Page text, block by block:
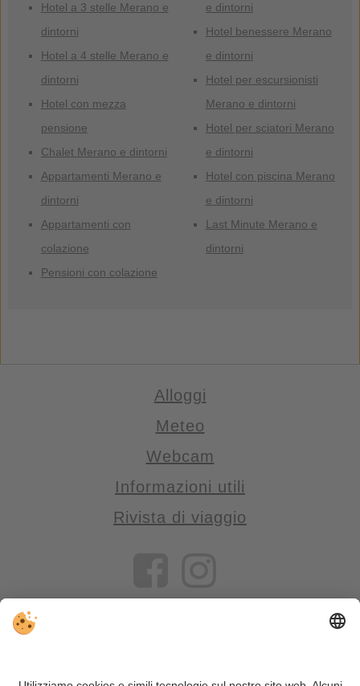
Hotel a 3 stelle Merano e
dintorni
Hotel a 4 stelle Merano e
dintorni
Hotel con mezza
pensione
Chalet Merano e dintorni
Appartamenti Merano e
dintorni
Appartamenti con
colazione
Pensioni con colazione
e dintorni
Hotel benessere Merano
e dintorni
Hotel per escursionisti
Merano e dintorni
Hotel per sciatori Merano
e dintorni
Hotel con piscina Merano
e dintorni
Last Minute Merano e
dintorni
Alloggi
Meteo
Webcam
Informazioni utili
Rivista di viaggio